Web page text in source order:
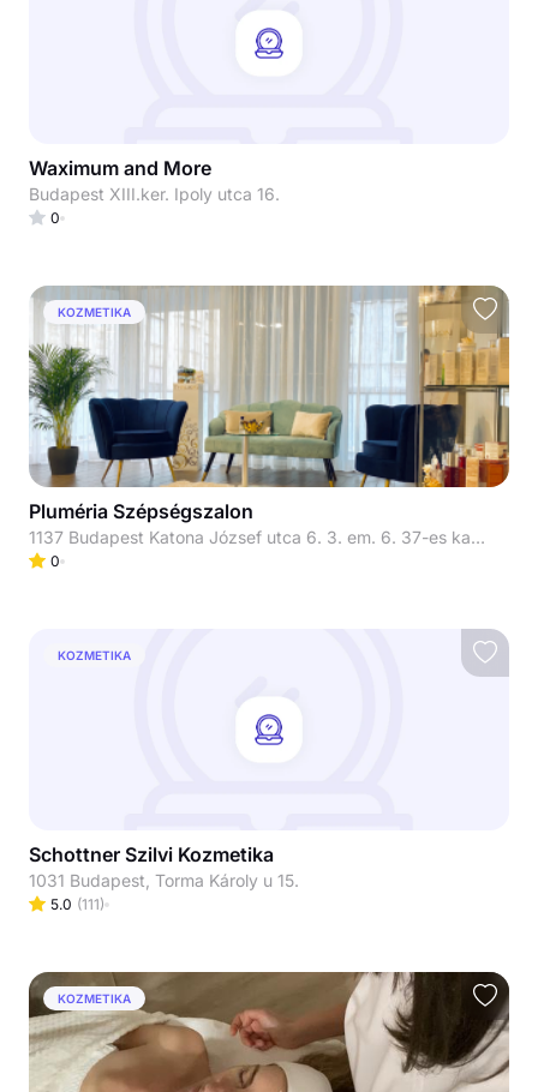
Waximum and More
Budapest XIII.ker. Ipoly utca 16.
0
KOZMETIKA
Pluméria Szépségszalon
1137 Budapest Katona József utca 6. 3. em. 6. 37-es kapucsengő
0
KOZMETIKA
Schottner Szilvi Kozmetika
1031 Budapest, Torma Károly u 15.
5.0 (111)
KOZMETIKA